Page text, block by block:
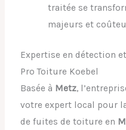
traitée se
majeurs et
Expertise en détection
Pro Toiture Koebel
Basée à Metz,
votre expert local pour
de fuites de toiture en